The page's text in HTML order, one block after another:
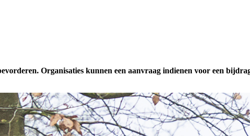
Organisaties kunnen een aanvraag indienen voor een